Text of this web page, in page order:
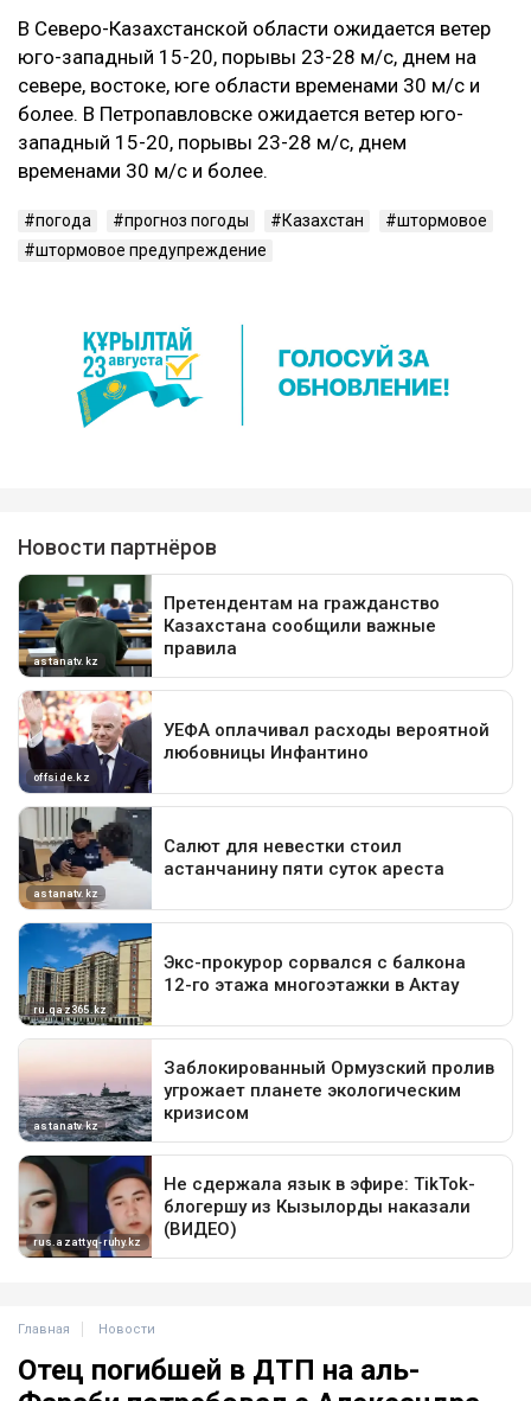
В Северо-Казахстанской области ожидается ветер
юго-западный 15-20, порывы 23-28 м/с, днем на
севере, востоке, юге области временами 30 м/с и
более. В Петропавловске ожидается ветер юго-
западный 15-20, порывы 23-28 м/с, днем
временами 30 м/с и более.
погода прогноз погоды Казахстан
штормовое
штормовое предупреждение
Главная Новости
Отец погибшей в ДТП на аль-